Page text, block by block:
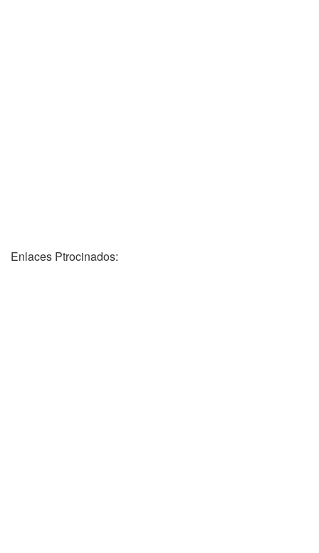
Enlaces Ptrocinados: